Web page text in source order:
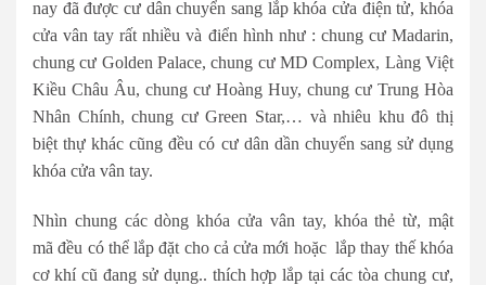
nay đã được cư dân chuyển sang lắp khóa cửa điện tử, khóa
cửa vân tay rất nhiều và điển hình như : chung cư Madarin,
chung cư Golden Palace, chung cư MD Complex, Làng Việt
Kiều Châu Âu, chung cư Hoàng Huy, chung cư Trung Hòa
Nhân Chính, chung cư Green Star,… và nhiêu khu đô thị
biệt thự khác cũng đều có cư dân dần chuyển sang sử dụng
khóa cửa vân tay.
Nhìn chung các dòng khóa cửa vân tay, khóa thẻ từ, mật
mã đều có thể lắp đặt cho cả cửa mới hoặc lắp thay thế khóa
cơ khí cũ đang sử dụng.. thích hợp lắp tại các tòa chung cư,